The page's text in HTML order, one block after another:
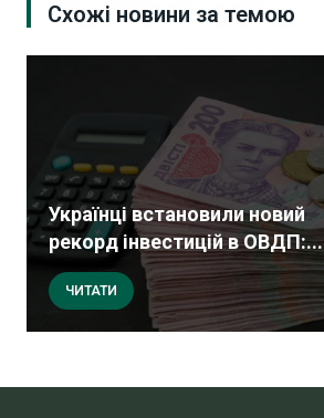
Схожі новини за темою
Українці встановили новий
рекорд інвестицій в ОВДП:...
ЧИТАТИ